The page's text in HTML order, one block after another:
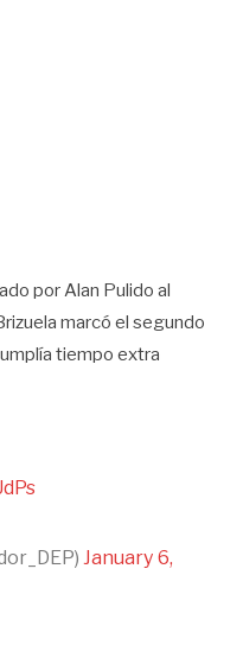
por Alan Pulido al
marcó el segundo
tiempo extra
January 6,